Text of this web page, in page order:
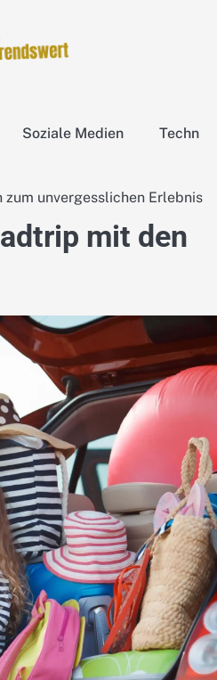
Soziale Medien Techn
unvergesslichen Erlebnis
mit den